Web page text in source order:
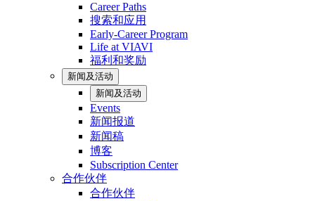
Career Paths
搜索和应用
Early-Career Program
Life at VIAVI
福利和奖励
新闻及活动
新闻及活动
Events
新闻报道
新闻稿
博客
Subscription Center
合作伙伴
合作伙伴